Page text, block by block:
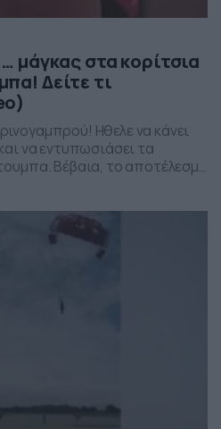
μάγκας στα κορίτσια
Δείτε τι
Ηθελε να κάνει
να εντυπωσιάσει τα
Βέβαια, το αποτέλεσμα